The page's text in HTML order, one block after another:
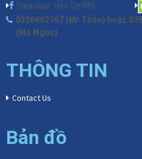
Fanpage: Học Cơ Khí
0336662767 (Mr.Thảo) hoặc
(Ms.Ngọc)
THÔNG TIN
Contact Us
Bản đồ